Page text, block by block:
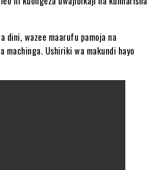
dini, wazee maarufu pamoja na
machinga. Ushiriki wa makundi hayo